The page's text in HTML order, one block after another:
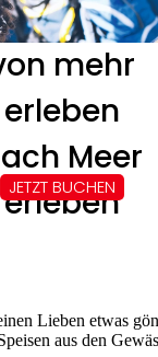
Lieben etwas
aus den